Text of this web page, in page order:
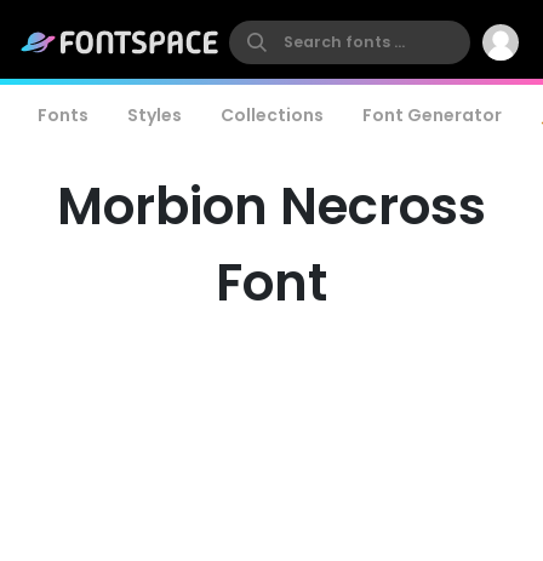
Fonts Styles Collections Font Generator
Morbion Necross
Font